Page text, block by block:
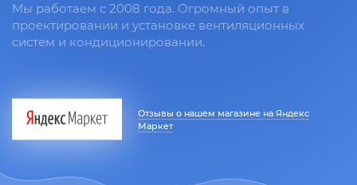
Мы работаем с 2008 года. Огромный опыт в
проектировании и установке вентиляционных
систем и кондиционировании.
Отзывы о нашем магазине на Яндекс
Маркет